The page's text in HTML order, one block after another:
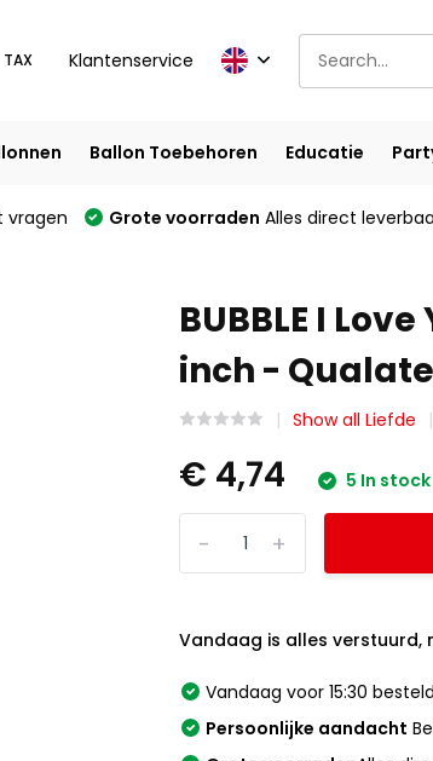
TAX Klantenservice
Ballon Toebehoren Educatie
vragen Grote voorraden Alles direct
BUBBLE I
inch -
Show all Liefde
€ 4,74 5 In stock
+
-
Vandaag is alles verstuurd,
Vandaag voor 15:30 besteld
Persoonlijke aandacht